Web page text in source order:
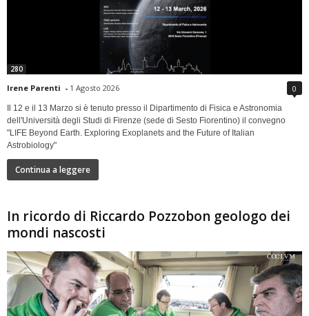
280
Irene Parenti - 1 Agosto 2026 0
Il 12 e il 13 Marzo si è tenuto presso il Dipartimento di Fisica e Astronomia
dell'Università degli Studi di Firenze (sede di Sesto Fiorentino) il convegno
"LIFE Beyond Earth. Exploring Exoplanets and the Future of Italian
Astrobiology"
Continua a leggere
In ricordo di Riccardo Pozzobon geologo dei
mondi nascosti